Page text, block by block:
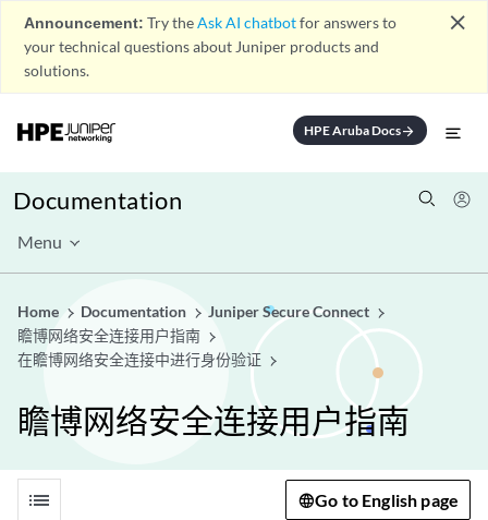
Announcement: Try theAsk AI chatbotfor answers to
your technical questions about Juniper products and
solutions.
close
HPE Aruba Docsarrow_forward
Documentation
Menu
Home Documentation
Juniper Secure Connect
瞻博网络安全连接用户指南
在瞻博网络安全连接中进行身份验证
瞻博网络安全连接用户指南
list Go to English page